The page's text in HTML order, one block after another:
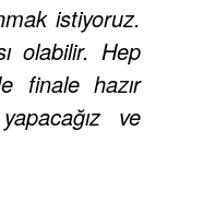
istiyoruz.
olabilir. Hep
finale hazır
ve